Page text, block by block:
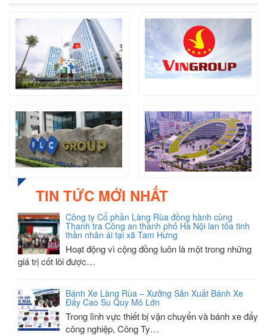
TIN TỨC MỚI NHẤT
Công ty Cổ phần Làng Rùa đồng hành cùng
Thanh tra Công an thành phố Hà Nội lan tỏa tinh
thần nhân ái tại xã Tam Hưng
Hoạt động vì cộng đồng luôn là một trong những
giá trị cốt lõi được…
Bánh Xe Làng Rùa – Xưởng Sản Xuất Bánh Xe
Đẩy Cao Su Quy Mô Lớn
Trong lĩnh vực thiết bị vận chuyển và bánh xe đẩy
công nghiệp, Công Ty…